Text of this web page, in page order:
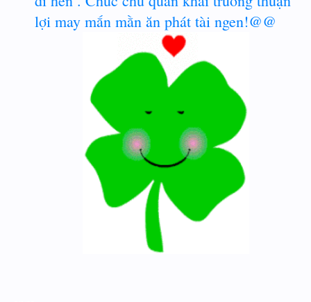
lợi may mắn mằn ăn phát tài ngen!@@